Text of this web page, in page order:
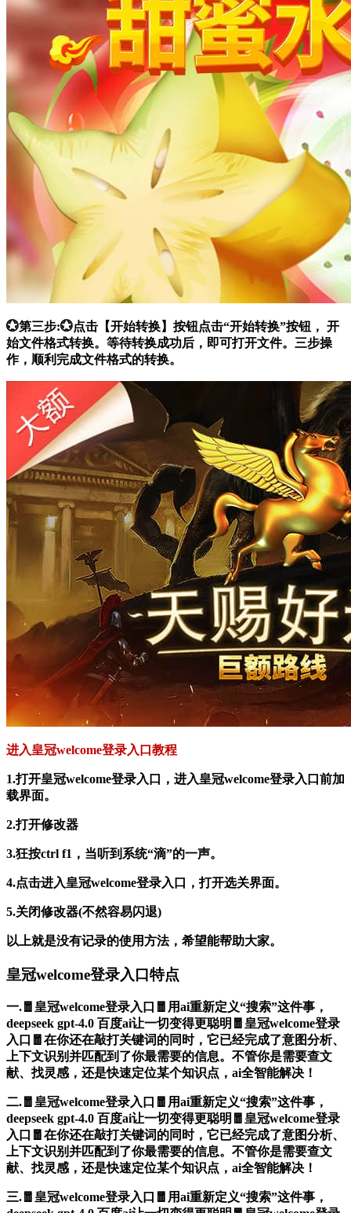
💮第三步:💮点击【开始转换】按钮点击“开始转换”按钮， 开
始文件格式转换。等待转换成功后，即可打开文件。三步操
作，顺利完成文件格式的转换。
进入皇冠welcome登录入口教程
1.打开皇冠welcome登录入口，进入皇冠welcome登录入口前加
载界面。
2.打开修改器
3.狂按ctrl f1，当听到系统“滴”的一声。
4.点击进入皇冠welcome登录入口，打开选关界面。
5.关闭修改器(不然容易闪退)
以上就是没有记录的使用方法，希望能帮助大家。
皇冠welcome登录入口特点
一.🧧皇冠welcome登录入口🧧用ai重新定义“搜索”这件事，
deepseek gpt-4.0 百度ai让一切变得更聪明🧧皇冠welcome登录
入口🧧在你还在敲打关键词的同时，它已经完成了意图分析、
上下文识别并匹配到了你最需要的信息。不管你是需要查文
献、找灵感，还是快速定位某个知识点，ai全智能解决！
二.🧧皇冠welcome登录入口🧧用ai重新定义“搜索”这件事，
deepseek gpt-4.0 百度ai让一切变得更聪明🧧皇冠welcome登录
入口🧧在你还在敲打关键词的同时，它已经完成了意图分析、
上下文识别并匹配到了你最需要的信息。不管你是需要查文
献、找灵感，还是快速定位某个知识点，ai全智能解决！
三.🧧皇冠welcome登录入口🧧用ai重新定义“搜索”这件事，